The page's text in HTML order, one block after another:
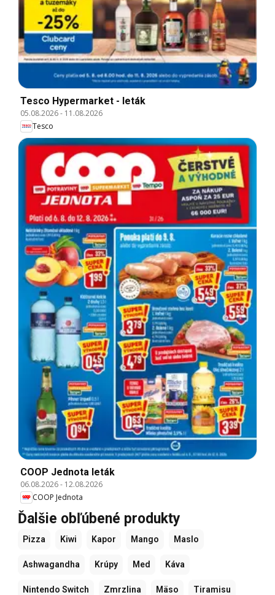
Tesco Hypermarket - leták
05.08.2026- 11.08.2026
Tesco
COOP Jednota leták
06.08.2026- 12.08.2026
COOP Jednota
Ďalšie obľúbené produkty
Pizza Kiwi Kapor Mango Maslo
Ashwagandha Krúpy Med Káva
Nintendo Switch Zmrzlina Mäso Tiramisu